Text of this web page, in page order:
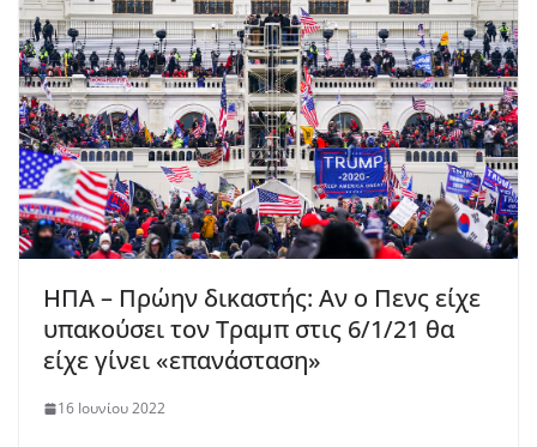
ΗΠΑ – Πρώην δικαστής: Αν ο Πενς είχε
υπακούσει τον Τραμπ στις 6/1/21 θα
είχε γίνει «επανάσταση»
16 Ιουνίου 2022